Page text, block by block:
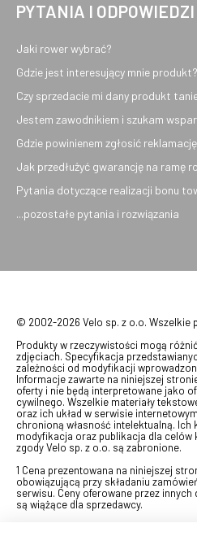
PYTANIA I ODPOWIEDZI
Jaki rower wybrać?
Gdzie jest interesujący mnie produkt?
Czy sprzedacie mi dany produkt
Jestem zawodnikiem i szukam
Gdzie powinienem zgłosić
Jak przedłużyć gwarancję na ramę
Pytania dotyczące realizacji bonu
...pozostałe pytania i rozwiązania
© 2002-2026 Velo sp. z o.o. Wszelkie
Produkty w rzeczywistości mogą
zdjęciach. Specyfikacja
zależności od modyfikacji
Informacje zawarte na niniejszej
oferty i nie będą interpretowane jako
cywilnego. Wszelkie materiały
oraz ich układ w serwisie
chronioną własność intelektualną. Ich
modyfikacja oraz publikacja dla celów
zgody Velo sp. z o.o. są zabronione.
1 Cena prezentowana na niniejszej
obowiązującą przy składaniu
serwisu. Ceny oferowane przez
są wiążące dla sprzedawcy.
swój bon" na towary z oferty VELO,
, w ramach